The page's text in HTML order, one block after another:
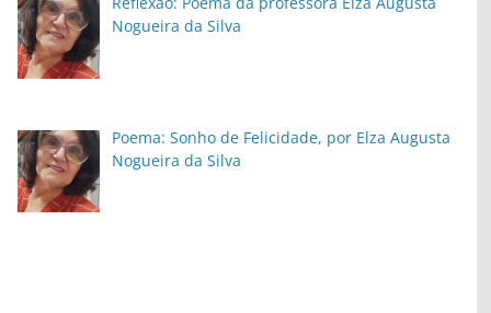
Nogueira da Silva
Poema: Sonho de Felicidade, por Elza Augusta
Nogueira da Silva